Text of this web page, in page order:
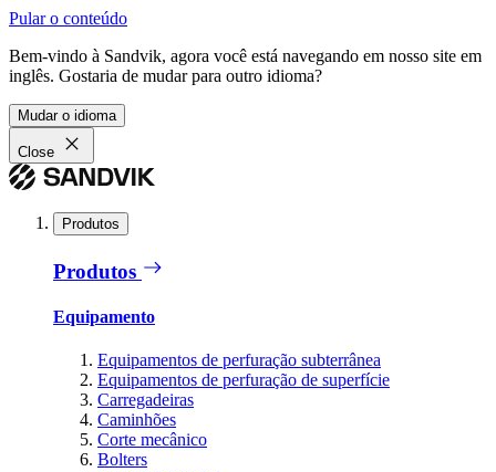
Pular o conteúdo
Bem-vindo à Sandvik, agora você está navegando em nosso site em
inglês. Gostaria de mudar para outro idioma?
Mudar o idioma
Close
Produtos
Produtos
Equipamento
Equipamentos de perfuração subterrânea
Equipamentos de perfuração de superfície
Carregadeiras
Caminhões
Corte mecânico
Bolters